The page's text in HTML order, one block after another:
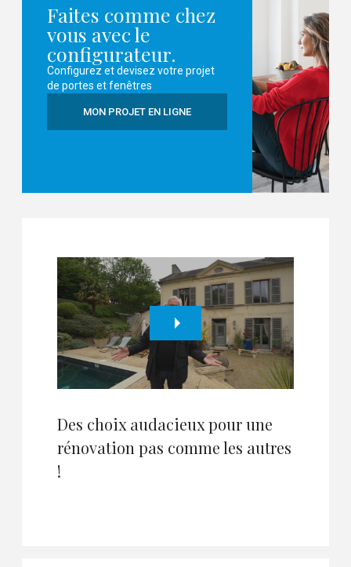
Faites comme chez
vous avec le
configurateur.
Configurez et devisez votre projet
de portes et fenêtres
MON PROJET EN LIGNE
Des choix audacieux pour une
rénovation pas comme les autres
!